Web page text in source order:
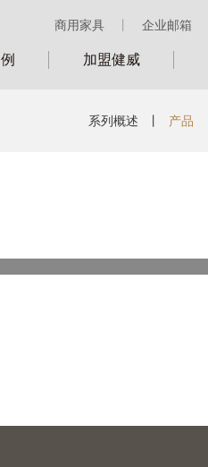
商用家具 企业邮箱
加盟健威
系列概述 产品